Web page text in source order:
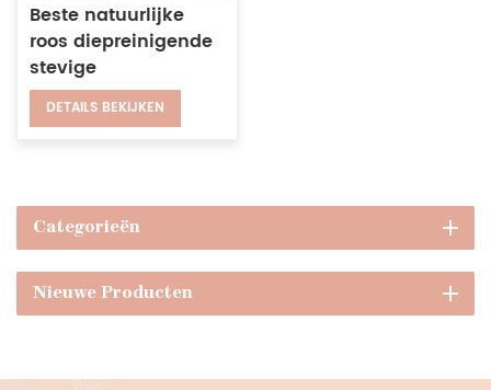
Beste natuurlijke
roos diepreinigende
stevige
moddermasker stick
mee-eter
DETAILS BEKIJKEN
Categorieën
Nieuwe Producten